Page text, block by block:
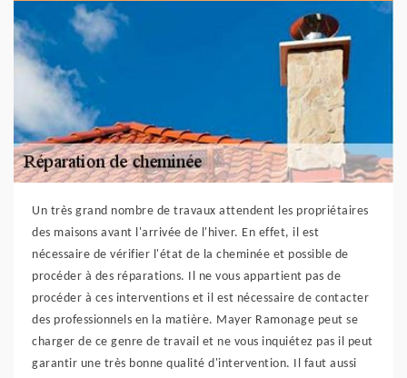
Un très grand nombre de travaux attendent les propriétaires
des maisons avant l'arrivée de l'hiver. En effet, il est
nécessaire de vérifier l'état de la cheminée et possible de
procéder à des réparations. Il ne vous appartient pas de
procéder à ces interventions et il est nécessaire de contacter
des professionnels en la matière. Mayer Ramonage peut se
charger de ce genre de travail et ne vous inquiétez pas il peut
garantir une très bonne qualité d'intervention. Il faut aussi